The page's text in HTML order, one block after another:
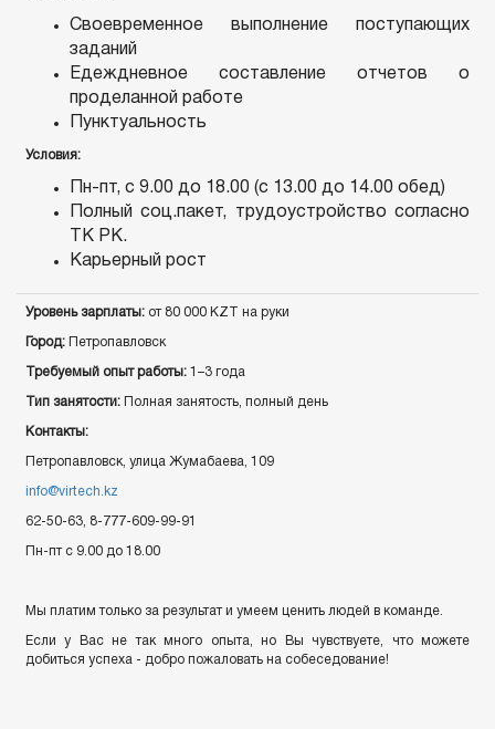
Своевременное выполнение поступающих
заданий
Едеждневное составление отчетов о
проделанной работе
Пунктуальность
Условия:
Пн-пт, с 9.00 до 18.00 (с 13.00 до 14.00 обед)
Полный соц.пакет, трудоустройство согласно
ТК РК.
Карьерный рост
Уровень зарплаты: от 80 000 KZT на руки
Город: Петропавловск
Требуемый опыт работы: 1–3 года
Тип занятости: Полная занятость, полный день
Контакты:
Петропавловск, улица Жумабаева, 109
info@virtech.kz
62-50-63, 8-777-609-99-91
Пн-пт с 9.00 до 18.00
Мы платим только за результат и умеем ценить людей в команде.
Если у Вас не так много опыта, но Вы чувствуете, что можете
добиться успеха - добро пожаловать на собеседование!